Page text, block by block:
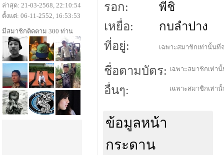
รอก:
พี่ชิ
เหยื่อ:
กบลำปาง
ที่อยู่:
เฉพาะสมาชิกเท่านั้นที่
ชื่อตามบัตร: เฉพาะสมาชิกเท่า
อื่นๆ: เฉพาะสมาชิกเท่า
ข้อมูลหน้า
กระดาน
ล่าสุด: 21-03-2568, 22:10:54
ตั้งแต่: 06-11-2552, 16:53:53
มีสมาชิกติดตาม 300 ท่าน